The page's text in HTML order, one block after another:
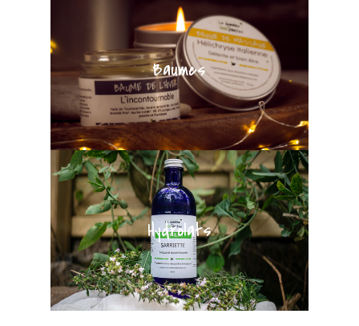
Baumes
Hydrolats